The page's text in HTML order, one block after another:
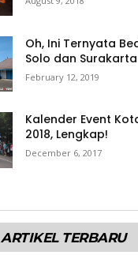
Oh, Ini Ternyata
Solo dan Surakarta
February 12, 2019
Kalender Event
2018, Lengkap!
December 6, 2017
ARTIKEL TERBARU